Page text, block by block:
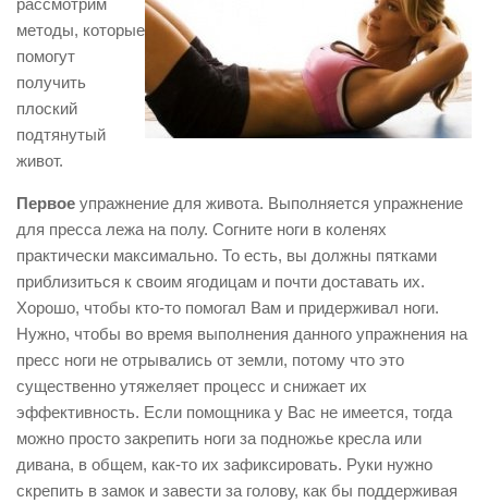
рассмотрим
методы, которые
помогут
получить
плоский
подтянутый
живот.
Первое упражнение для живота. Выполняется упражнение
для пресса лежа на полу. Согните ноги в коленях
практически максимально. То есть, вы должны пятками
приблизиться к своим ягодицам и почти доставать их.
Хорошо, чтобы кто-то помогал Вам и придерживал ноги.
Нужно, чтобы во время выполнения данного упражнения на
пресс ноги не отрывались от земли, потому что это
существенно утяжеляет процесс и снижает их
эффективность. Если помощника у Вас не имеется, тогда
можно просто закрепить ноги за подножье кресла или
дивана, в общем, как-то их зафиксировать. Руки нужно
скрепить в замок и завести за голову, как бы поддерживая